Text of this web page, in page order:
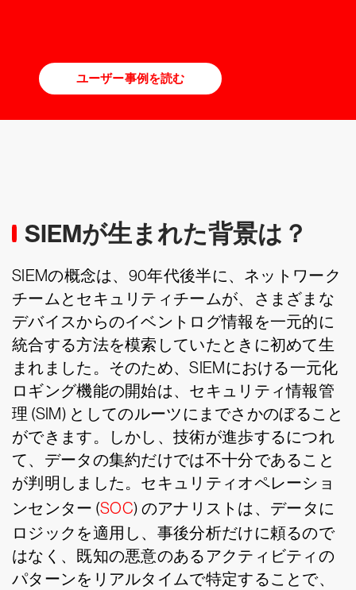
ユーザー事例を読む
SIEMが生まれた背景は？
SIEMの概念は、90年代後半に、ネットワーク
チームとセキュリティチームが、さまざまな
デバイスからのイベントログ情報を一元的に
統合する方法を模索していたときに初めて生
まれました。そのため、SIEMにおける一元化
ロギング機能の開始は、セキュリティ情報管
理 (SIM) としてのルーツにまでさかのぼること
ができます。しかし、技術が進歩するにつれ
て、データの集約だけでは不十分であること
が判明しました。セキュリティオペレーショ
ンセンター (SOC) のアナリストは、データに
ロジックを適用し、事後分析だけに頼るので
はなく、既知の悪意のあるアクティビティの
パターンをリアルタイムで特定することで、